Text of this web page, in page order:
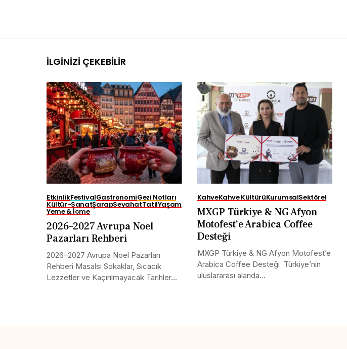
İLGINIZI ÇEKEBILIR
EtkinlikFestivalGastronomiGezi Notları
Kültür-SanatŞarapSeyahatTatilYaşam
Yeme & İçme
2026–2027 Avrupa Noel
Pazarları Rehberi
2026–2027 Avrupa Noel Pazarları
Rehberi Masalsı Sokaklar, Sıcacık
Lezzetler ve Kaçırılmayacak Tarihler...
KahveKahve KültürüKurumsalSektörel
MXGP Türkiye & NG Afyon
Motofest’e Arabica Coffee
Desteği
MXGP Türkiye & NG Afyon Motofest’e
Arabica Coffee Desteği Türkiye’nin
uluslararası alanda...